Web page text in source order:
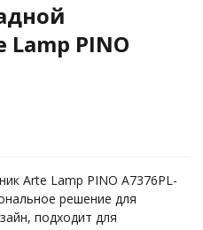
PINO
Arte Lamp PINO A7376PL-
решение для
подходит для